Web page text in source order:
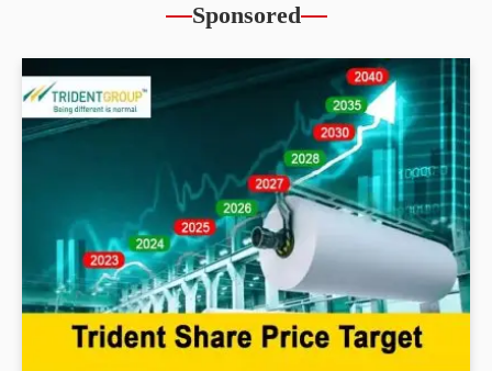
Sponsored